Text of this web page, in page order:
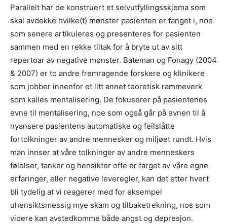
Parallelt har de konstruert et selvutfyllingsskjema som
skal avdekke hvilke(t) mønster pasienten er fanget i, noe
som senere artikuleres og presenteres for pasienten
sammen med en rekke tiltak for å bryte ut av sitt
repertoar av negative mønster. Bateman og Fonagy (2004
& 2007) er to andre fremragende forskere og klinikere
som jobber innenfor et litt annet teoretisk rammeverk
som kalles mentalisering. De fokuserer på pasientenes
evne til mentalisering, noe som også går på evnen til å
nyansere pasientens automatiske og feilslåtte
fortolkninger av andre mennesker og miljøet rundt. Hvis
man innser at våre tolkninger av andre menneskers
følelser, tanker og hensikter ofte er farget av våre egne
erfaringer, eller negative leveregler, kan det etter hvert
bli tydelig at vi reagerer med for eksempel
uhensiktsmessig mye skam og tilbaketrekning, nos som
videre kan avstedkomme både angst og depresjon.